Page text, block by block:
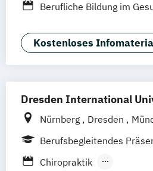
Studienzentrum
Studienzentrum
Studienzentrum Frankfurt
Studienzentrum Freiburg
Studienzentrum Fürth
Studienzentrum Haarlem
Studienzentrum Hamburg
Studienzentrum
Studienzentrum Kitzbühel
Berufliche Bildung im
Sozialmanagement
Medical Leadership
Medizin- und
Medizinpädagogik
Kostenloses
Dresden International
Nürnberg Dresden
Berlin
Hamburg Leipzig
Berufsbegleitendes
Vollzeit
Chiropraktik